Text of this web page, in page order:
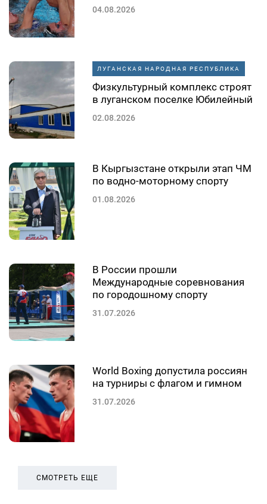
04.08.2026
ЛУГАНСКАЯ НАРОДНАЯ РЕСПУБЛИКА
Физкультурный комплекс строят
в луганском поселке Юбилейный
02.08.2026
В Кыргызстане открыли этап ЧМ
по водно-моторному спорту
01.08.2026
В России прошли
Международные соревнования
по городошному спорту
31.07.2026
World Boxing допустила россиян
на турниры с флагом и гимном
31.07.2026
СМОТРЕТЬ ЕЩЕ